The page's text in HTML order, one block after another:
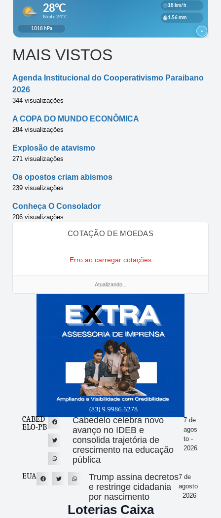
MAIS VISTOS
Agenda Institucional do Cooperativismo Paraibano
2026
344 visualizações
A COPA DO MUNDO ECONÔMICA
284 visualizações
Explosão de atavismo
271 visualizações
Os opostos criam abismos
239 visualizações
Conheça O Consolador
206 visualizações
COTAÇÃO DE MOEDAS
Erro ao carregar cotações
Atualizando...
CABED
ELO-PB
Cabedelo celebra novo
avanço no IDEB e
consolida trajetória de
crescimento na educação
pública
7 de
agos
to -
2026
EUA
Trump assina decretos
e restringe cidadania
por nascimento
7 de
agosto
- 2026
Loterias Caixa